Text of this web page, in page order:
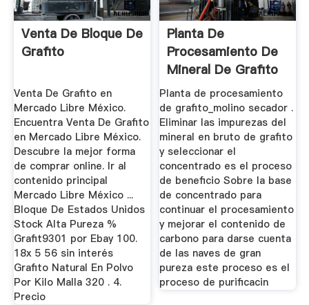
Venta De Bloque De
Grafito
Venta De Grafito en
Mercado Libre México.
Encuentra Venta De Grafito
en Mercado Libre México.
Descubre la mejor forma
de comprar online. Ir al
contenido principal
Mercado Libre México ...
Bloque De Estados Unidos
Stock Alta Pureza %
Grafit9301 por Ebay 100.
18x 5 56 sin interés
Grafito Natural En Polvo
Por Kilo Malla 320 . 4.
Precio
Planta De
Procesamiento De
Mineral De Grafito
Planta de procesamiento
de grafito_molino secador .
Eliminar las impurezas del
mineral en bruto de grafito
y seleccionar el
concentrado es el proceso
de beneficio Sobre la base
de concentrado para
continuar el procesamiento
y mejorar el contenido de
carbono para darse cuenta
de las naves de gran
pureza este proceso es el
proceso de purificacin